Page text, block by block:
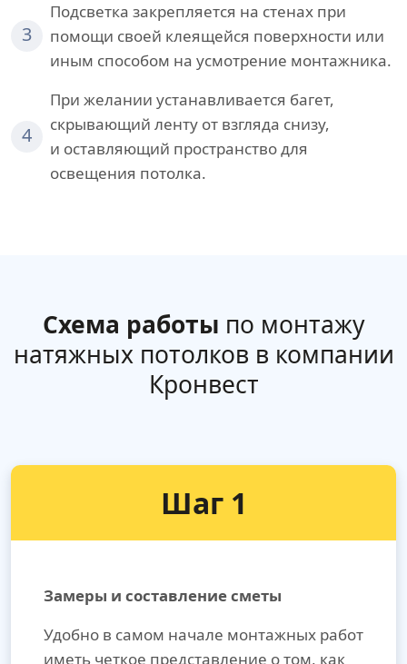
3
Подсветка закрепляется на стенах при
помощи своей клеящейся поверхности или
иным способом на усмотрение монтажника.
4
При желании устанавливается багет,
скрывающий ленту от взгляда снизу,
и оставляющий пространство для
освещения потолка.
Схема работы по монтажу
натяжных потолков в компании
Кронвест
Шаг 1
Замеры и составление сметы
Удобно в самом начале монтажных работ
иметь четкое представление о том, как